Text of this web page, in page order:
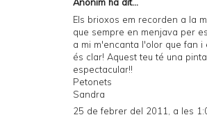
Anònim ha dit...
Els brioxos em recorden a la
que sempre en menjava per
a mi m'encanta l'olor que fan i
és clar! Aquest teu té una pinta
espectacular!!
Petonets
Sandra
25 de febrer del 2011, a les